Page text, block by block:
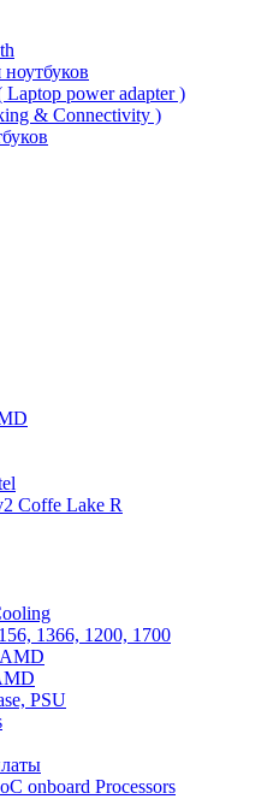
power adapter )
& Connectivity )
Coffe Lake R
1366, 1200, 1700
PSU
onboard Processors